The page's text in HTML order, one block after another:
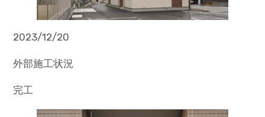
2023/12/20
外部施工状況
完工